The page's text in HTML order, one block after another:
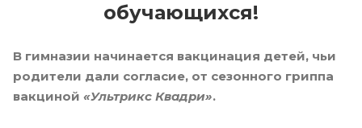
обучающихся!
В гимназии начинается вакцинация детей, чьи
родители дали согласие, от сезонного гриппа
вакциной «Ультрикс Квадри».